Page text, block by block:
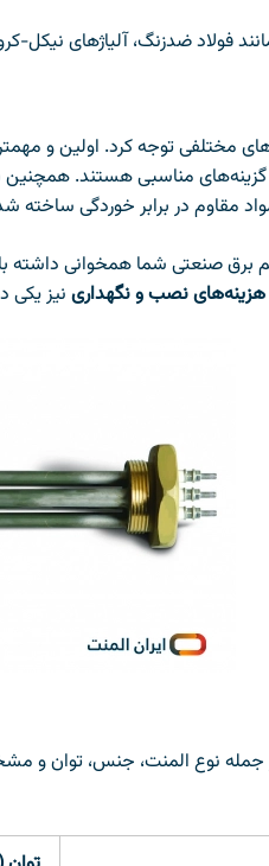
فولاد ضدزنگ، آلیاژهای نیکل-
مختلفی توجه کرد. اولین و
گزینه‌های مناسبی هستند. همچنین
مقاوم در برابر خوردگی ساخته
برق صنعتی شما همخوانی
هزینه‌های نصب و نگهداری نیز یکی